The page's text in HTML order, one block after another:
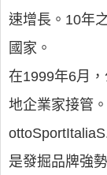
速增長。10年
國家。
在1999年6月
地企業家接管
是發掘品牌強